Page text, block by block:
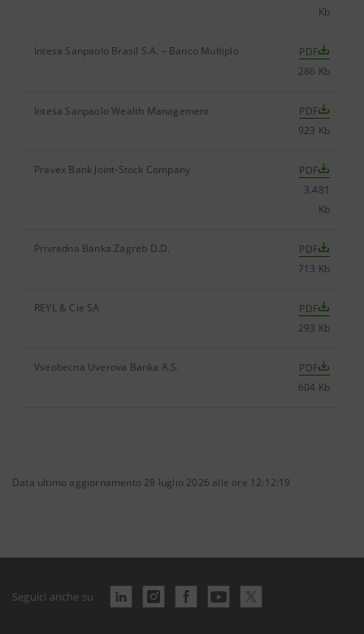
Kb
Intesa Sanpaolo Brasil S.A. – Banco Multiplo
PDF
286 Kb
Intesa Sanpaolo Wealth Management
PDF
923 Kb
Pravex Bank Joint-Stock Company
PDF
3.481
Kb
Privredna Banka Zagreb D.D.
PDF
713 Kb
REYL & Cie SA
PDF
293 Kb
Vseobecna Uverova Banka A.S.
PDF
604 Kb
Data ultimo aggiornamento 28 luglio 2026 alle ore 12:12:19
Seguici anche su